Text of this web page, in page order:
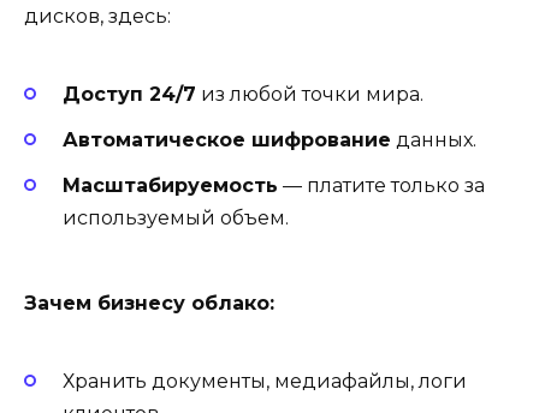
дисков, здесь:
Доступ 24/7 из любой точки мира.
Автоматическое шифрование данных.
Масштабируемость — платите только за
используемый объем.
Зачем бизнесу облако:
Хранить документы, медиафайлы, логи